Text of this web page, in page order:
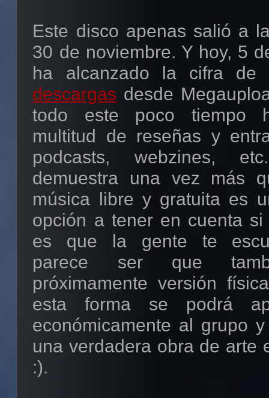
Este disco apenas salió a
30 de noviembre. Y hoy, 5
ha alcanzado la cifra de
descargas desde
todo este poco tiempo
multitud de reseñas y
podcasts, webzines,
demuestra una vez más
música libre y gratuita es
opción a tener en cuenta
es que la gente te
parece ser que
próximamente versión
esta forma se podrá
económicamente al grupo
una verdadera obra de arte
:).